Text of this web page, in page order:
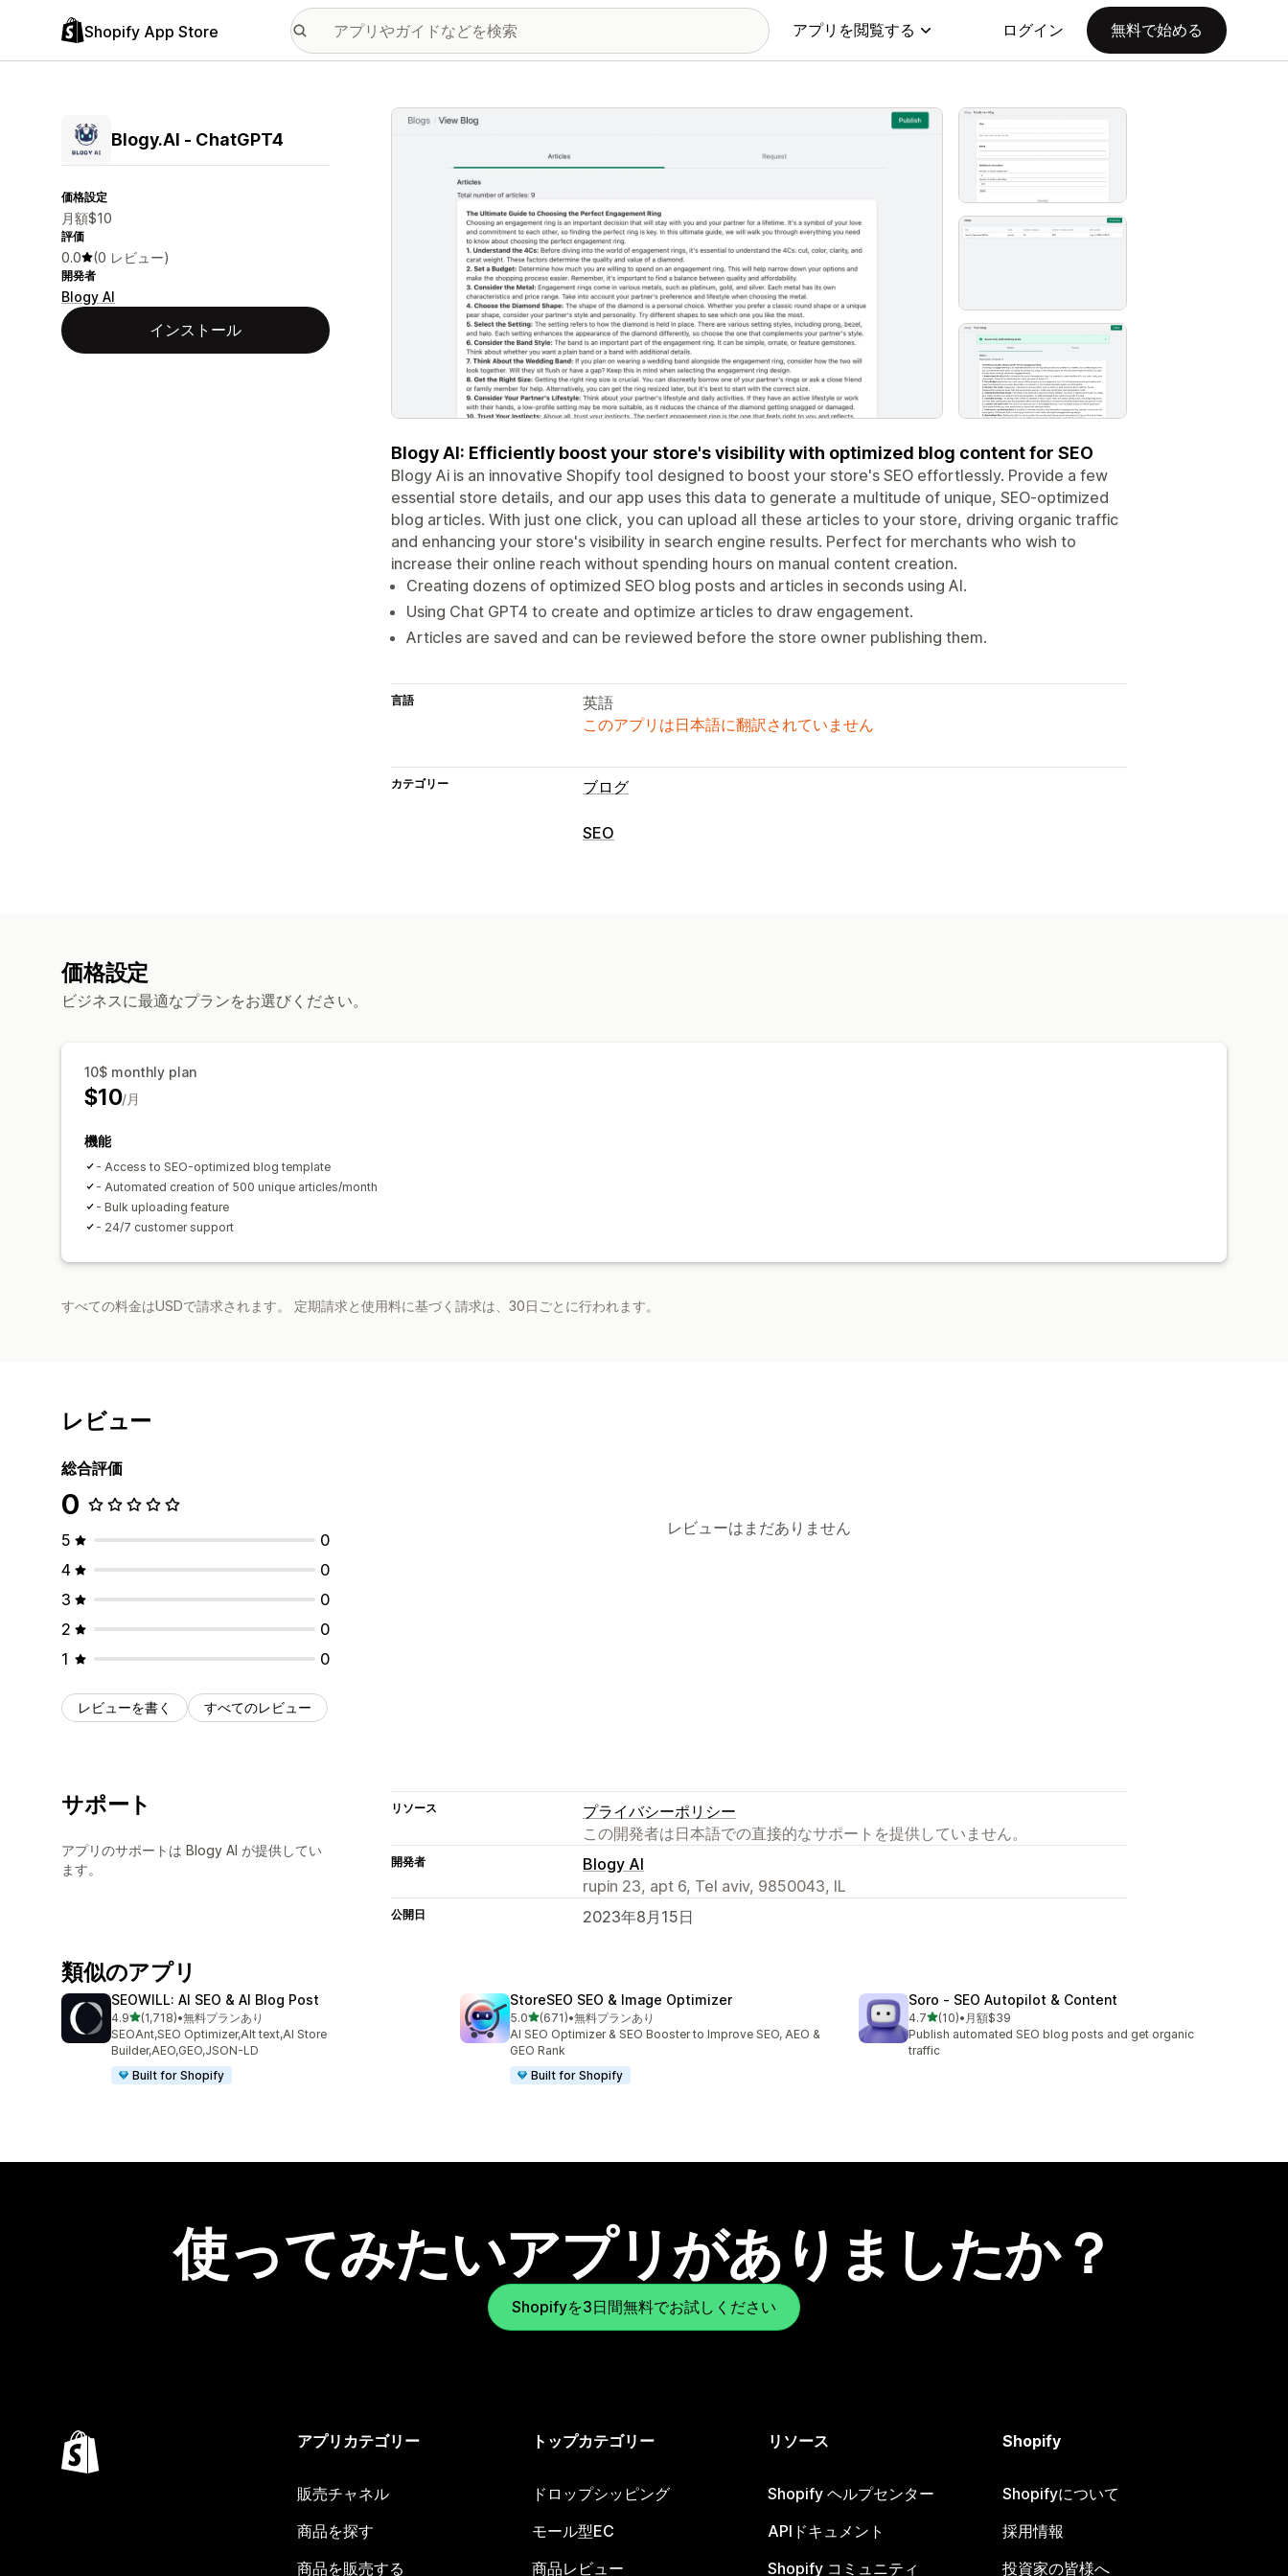
Shopify App Store アプリを閲覧する ログイン 無料で始める
Blogy.AI ‑ ChatGPT4
価格設定
月額$10
評価
0.0 (0 レビュー)
開発者
Blogy AI
インストール
特集の画像ギャラリー
Blogy AI: Efficiently boost your store's visibility with optimized blog content for SEO
Blogy Ai is an innovative Shopify tool designed to boost your store's SEO effortlessly. Provide a few
essential store details, and our app uses this data to generate a multitude of unique, SEO-optimized
blog articles. With just one click, you can upload all these articles to your store, driving organic traffic
and enhancing your store's visibility in search engine results. Perfect for merchants who wish to
increase their online reach without spending hours on manual content creation.
Creating dozens of optimized SEO blog posts and articles in seconds using AI.
Using Chat GPT4 to create and optimize articles to draw engagement.
Articles are saved and can be reviewed before the store owner publishing them.
言語
英語
このアプリは日本語に翻訳されていません
カテゴリー ブログ
SEO
価格設定
ビジネスに最適なプランをお選びください。
10$ monthly plan
$10/月
機能
- Access to SEO-optimized blog template
- Automated creation of 500 unique articles/month
- Bulk uploading feature
- 24/7 customer support
すべての料金はUSDで請求されます。 定期請求と使用料に基づく請求は、30日ごとに行われます。
レビュー
総合評価
0
5
0
4
0
3
0
2
0
1
0
レビューを書く すべてのレビュー
レビューはまだありません
サポート
アプリのサポートは Blogy AI が提供してい
ます。
リソース
プライバシーポリシー
この開発者は日本語での直接的なサポートを提供していません。
開発者
Blogy AI
rupin 23, apt 6, Tel aviv, 9850043, IL
公開日 2023年8月15日
類似のアプリ
SEOWILL: AI SEO & AI Blog Post
4.95つ星中
(1,718)
合計レビュー数：1718件
•無料プランあり
SEOAnt,SEO Optimizer,Alt text,AI Store
Builder,AEO,GEO,JSON-LD
Built for Shopify
StoreSEO SEO & Image Optimizer
5.05つ星中
(671)
合計レビュー数：671件
•無料プランあり
AI SEO Optimizer & SEO Booster to Improve SEO, AEO &
GEO Rank
Built for Shopify
Soro ‑ SEO Autopilot & Content
4.75つ星中
(10)
合計レビュー数：10件
• 月額$39
Publish automated SEO blog posts and get organic
traffic
使ってみたいアプリがありましたか？
Shopifyを3日間無料でお試しください
アプリカテゴリー
販売チャネル
商品を探す
商品を販売する
トップカテゴリー
ドロップシッピング
モール型EC
商品レビュー
リソース
Shopify ヘルプセンター
APIドキュメント
Shopify コミュニティ
Shopify
Shopifyについて
採用情報
投資家の皆様へ